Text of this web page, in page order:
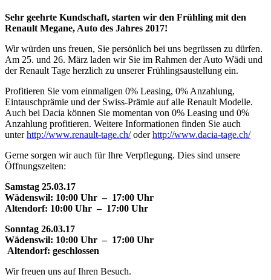
Sehr geehrte Kundschaft, starten wir den Frühling mit den
Renault Megane, Auto des Jahres 2017!
Wir würden uns freuen, Sie persönlich bei uns begrüssen zu dürfen.
Am 25. und 26. März laden wir Sie im Rahmen der Auto Wädi und
der Renault Tage herzlich zu unserer Frühlingsaustellung ein.
Profitieren Sie vom einmaligen 0% Leasing, 0% Anzahlung,
Eintauschprämie und der Swiss-Prämie auf alle Renault Modelle.
Auch bei Dacia können Sie momentan von 0% Leasing und 0%
Anzahlung profitieren. Weitere Informationen finden Sie auch
unterhttp://www.renault-tage.ch/oderhttp://www.dacia-tage.ch/
Gerne sorgen wir auch für Ihre Verpflegung. Dies sind unsere
Öffnungszeiten:
Samstag 25.03.17
Wädenswil: 10:00 Uhr – 17:00 Uhr
Altendorf: 10:00 Uhr – 17:00 Uhr
Sonntag 26.03.17
Wädenswil: 10:00 Uhr – 17:00 Uhr
Altendorf: geschlossen
Wir freuen uns auf Ihren Besuch.